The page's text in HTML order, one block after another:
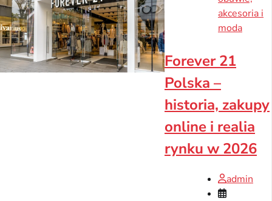
akcesoria i
moda
Forever 21
Polska –
historia, zakupy
online i realia
rynku w 2026
admin